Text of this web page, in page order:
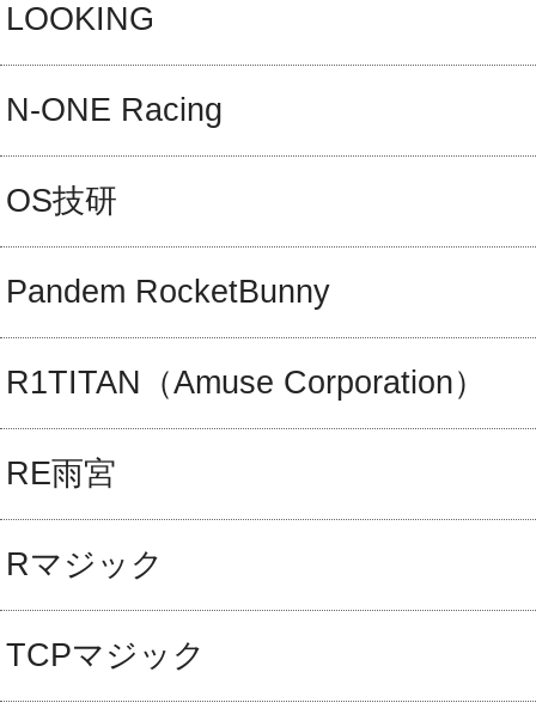
LOOKING
N-ONE Racing
OS技研
Pandem RocketBunny
R1TITAN（Amuse Corporation）
RE雨宮
Rマジック
TCPマジック